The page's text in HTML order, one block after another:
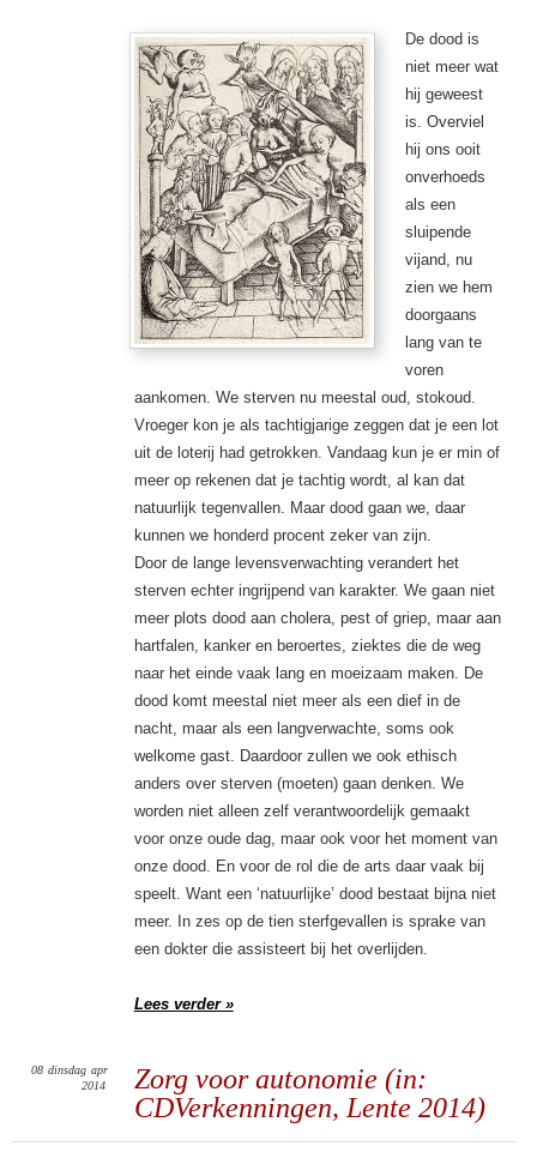
De dood is
niet meer wat
hij geweest
is. Overviel
hij ons ooit
onverhoeds
als een
sluipende
vijand, nu
zien we hem
doorgaans
lang van te
voren
aankomen. We sterven nu meestal oud, stokoud.
Vroeger kon je als tachtigjarige zeggen dat je een lot
uit de loterij had getrokken. Vandaag kun je er min of
meer op rekenen dat je tachtig wordt, al kan dat
natuurlijk tegenvallen. Maar dood gaan we, daar
kunnen we honderd procent zeker van zijn.
Door de lange levensverwachting verandert het
sterven echter ingrijpend van karakter. We gaan niet
meer plots dood aan cholera, pest of griep, maar aan
hartfalen, kanker en beroertes, ziektes die de weg
naar het einde vaak lang en moeizaam maken. De
dood komt meestal niet meer als een dief in de
nacht, maar als een langverwachte, soms ook
welkome gast. Daardoor zullen we ook ethisch
anders over sterven (moeten) gaan denken. We
worden niet alleen zelf verantwoordelijk gemaakt
voor onze oude dag, maar ook voor het moment van
onze dood. En voor de rol die de arts daar vaak bij
speelt. Want een ‘natuurlijke’ dood bestaat bijna niet
meer. In zes op de tien sterfgevallen is sprake van
een dokter die assisteert bij het overlijden.
Lees verder »
Zorg voor autonomie (in:
CDVerkenningen, Lente 2014)
08 dinsdag apr
2014